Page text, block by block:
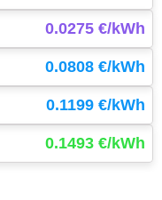
0.0275 €/kWh
0.0808 €/kWh
0.1199 €/kWh
0.1493 €/kWh